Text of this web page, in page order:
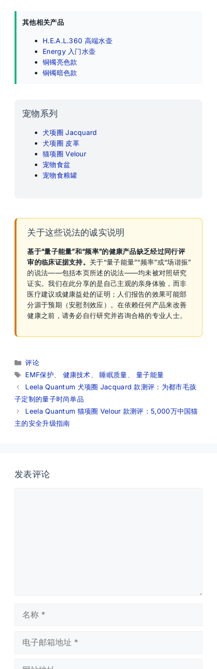
其他相关产品
H.E.A.L.360 高端水壶
Energy 入门水壶
铜镯亮色款
铜镯暗色款
宠物系列
犬项圈 Jacquard
犬项圈 皮革
猫项圈 Velour
宠物食盆
宠物食粮罐
关于这些说法的诚实说明
基于“量子能量”和“频率”的健康产品缺乏经过同行评
审的临床证据支持。 关于“量子能量”“频率”或“场谐振”
的说法——包括本页所述的说法——均未被对照研究
证实。我们在此分享的是自己主观的亲身体验，而非
医疗建议或健康益处的证明；人们报告的效果可能部
分源于预期（安慰剂效应）。在依赖任何产品来改善
健康之前，请务必自行研究并咨询合格的专业人士。
分
类
评论
标
签
EMF保护 健康技术 、睡眠质量 、量子能量
Leela Quantum 犬项圈 Jacquard 款测评：为都市毛孩
子定制的量子时尚单品
Leela Quantum 猫项圈 Velour 款测评：5,000万中国猫
主的安全升级指南
发表评论